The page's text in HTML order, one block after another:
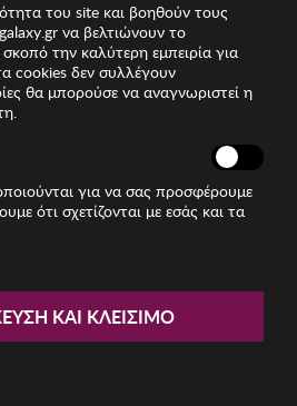
BISTON
του site και βοηθούν τους
να βελτιώνουν το
την καλύτερη εμπειρία για
cookies δεν συλλέγουν
θα μπορούσε να αναγνωριστεί η
για να σας προσφέρουμε
ότι σχετίζονται με εσάς και τα
ΚΑΙ ΚΛΕΊΣΙΜΟ